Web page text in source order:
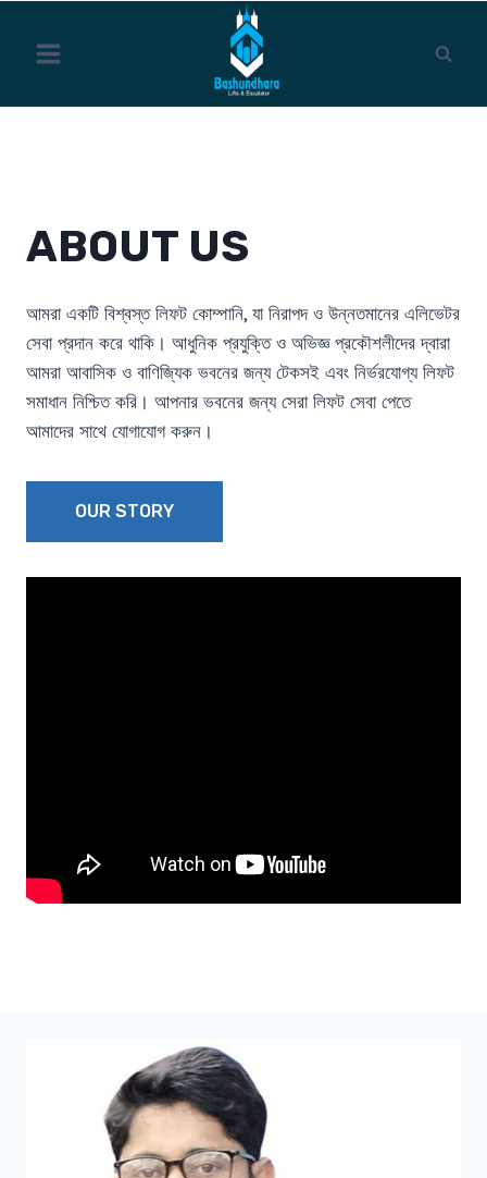
content
ABOUT US
আমরা একটি বিশ্বস্ত লিফট কোম্পানি, যা নিরাপদ ও উন্নতমানের এলিভেটর
সেবা প্রদান করে থাকি। আধুনিক প্রযুক্তি ও অভিজ্ঞ প্রকৌশলীদের দ্বারা
আমরা আবাসিক ও বাণিজ্যিক ভবনের জন্য টেকসই এবং নির্ভরযোগ্য লিফট
সমাধান নিশ্চিত করি। আপনার ভবনের জন্য সেরা লিফট সেবা পেতে
আমাদের সাথে যোগাযোগ করুন।
OUR STORY